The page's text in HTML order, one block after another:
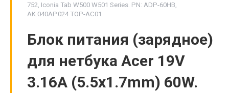
752, Iconia Tab W500 W501 Series. PN: ADP-60HB,
AK.040AP.024 TOP-AC01
Блок питания (зарядное)
для нетбука Acer 19V
3.16A (5.5x1.7mm) 60W.